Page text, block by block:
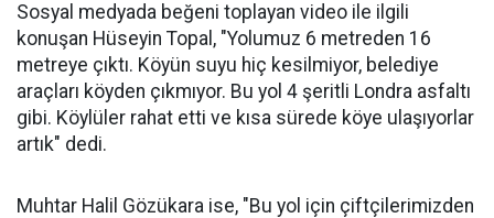
Sosyal medyada beğeni toplayan video ile ilgili
konuşan Hüseyin Topal, "Yolumuz 6 metreden 16
metreye çıktı. Köyün suyu hiç kesilmiyor, belediye
araçları köyden çıkmıyor. Bu yol 4 şeritli Londra asfaltı
gibi. Köylüler rahat etti ve kısa sürede köye ulaşıyorlar
artık" dedi.
Muhtar Halil Gözükara ise, "Bu yol için çiftçilerimizden